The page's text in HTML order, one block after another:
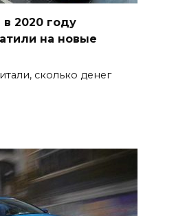
2020 году
на новые
сколько денег